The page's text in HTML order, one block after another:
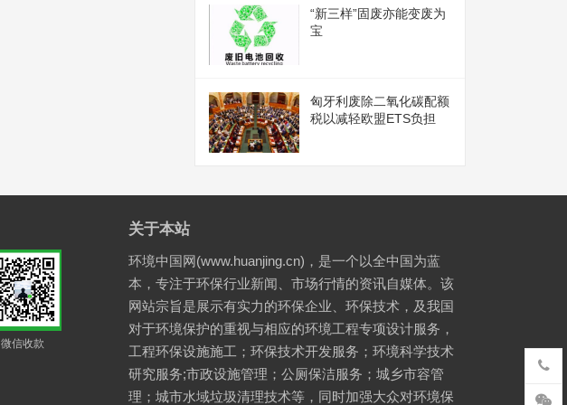
“新三样”固废亦能变废为
宝
匈牙利废除二氧化碳配额
税以减轻欧盟ETS负担
微信收款
关于本站
环境中国网(www.huanjing.cn)，是一个以全中国为蓝
本，专注于环保行业新闻、市场行情的资讯自媒体。该
网站宗旨是展示有实力的环保企业、环保技术，及我国
对于环境保护的重视与相应的环境工程专项设计服务，
工程环保设施施工；环保技术开发服务；环境科学技术
研究服务;市政设施管理；公厕保洁服务；城乡市容管
理；城市水域垃圾清理技术等，同时加强大众对环境保